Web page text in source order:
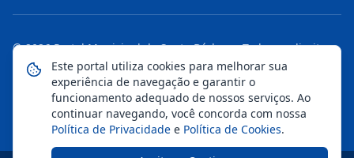
©2026 Portal Municipal de Santa Bárbara. Todos os direitos
reservados.
Mapa do Site
Notícias Transparência
Este portal utiliza cookies para melhorar sua
experiência de navegação e garantir o
funcionamento adequado de nossos serviços. Ao
continuar navegando, você concorda com nossa
Política de Privacidade e Política de Cookies.